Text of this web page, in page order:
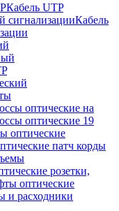
Кабель UTP
Кабель
оптические на
оптические 19
оптические
патч корды
розетки,
оптические
и расходники